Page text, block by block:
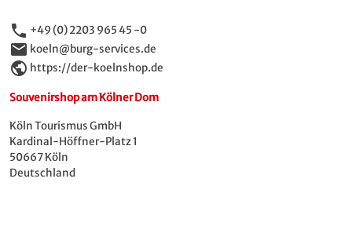
phone +49 (0) 2203 965 45 -0
email koeln@burg-services.de
public https://der-koelnshop.de
Souvenirshop am Kölner Dom
Köln Tourismus GmbH
Kardinal-Höffner-Platz 1
50667 Köln
Deutschland